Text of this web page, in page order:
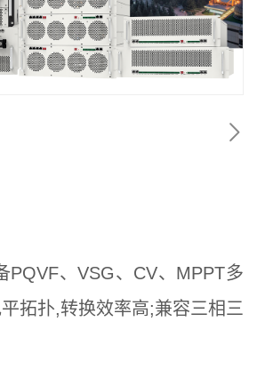
PQVF、VSG、CV、MPPT多
拓扑,转换效率高;兼容三相三